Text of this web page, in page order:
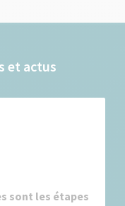
et actus
sont les étapes